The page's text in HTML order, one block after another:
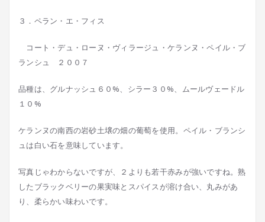
３．ペラン・エ・フィス
コート・デュ・ローヌ・ヴィラージュ・ケランヌ・ペイル・ブ
ランシュ ２００７
品種は、グルナッシュ６０%、シラー３０%、ムールヴェードル
１０%
ケランヌの南西の岩砂土壌の畑の葡萄を使用。ペイル・ブランシ
ュは白い石を意味しています。
写真じゃわからないですが、２よりも若干赤みが強いですね。熟
したブラックベリーの果実味とスパイスが溶け合い、丸みがあ
り、柔らかい味わいです。